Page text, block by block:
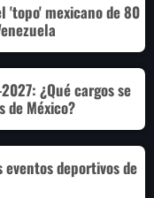
'topo' mexicano de 80
¿Qué cargos se
de México?
deportivos de